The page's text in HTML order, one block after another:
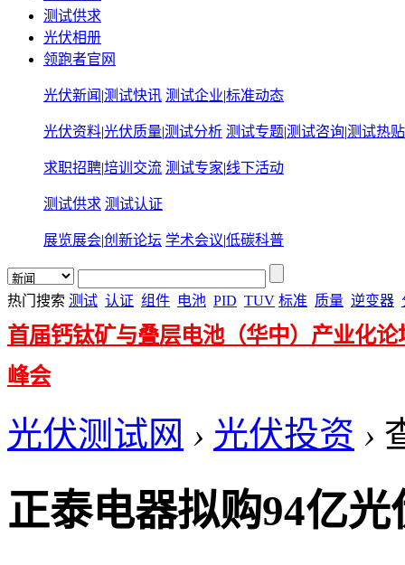
测试供求
光伏相册
领跑者官网
光伏新闻 |测试快讯 测试企业|标准动态
光伏资料|光伏质量|测试分析 测试专题|测试咨询|测试热贴
求职招聘|培训交流 测试专家|线下活动
测试供求 测试认证
展览展会|创新论坛 学术会议|低碳科普
热门搜索 测试 认证 组件 电池 PID TUV 标准 质量 逆变器
首届钙钛矿与叠层电池（华中）产业化论
峰会
光伏测试网 › 光伏投资 ›
正泰电器拟购94亿光